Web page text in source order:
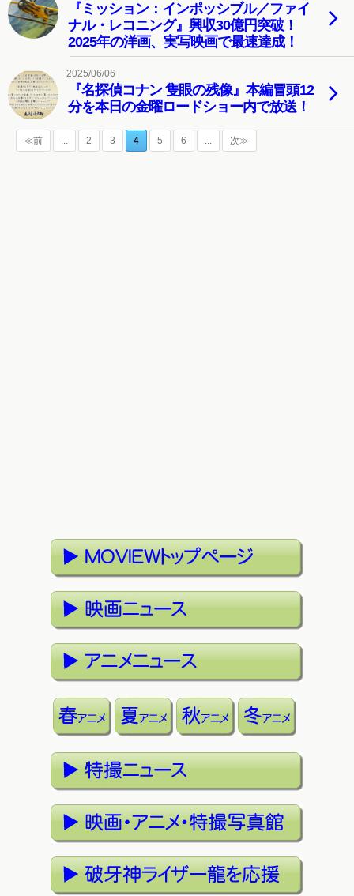
『ミッション：インポッシブル／ファイ
ナル・レコニング』興収30億円突破！
2025年の洋画、実写映画で最速達成！
2025/06/06
『名探偵コナン 隻眼の残像』本編冒頭12
分を本日の金曜ロードショー内で放送！
≪前 ... 2 3 4 5 6 ... 次≫